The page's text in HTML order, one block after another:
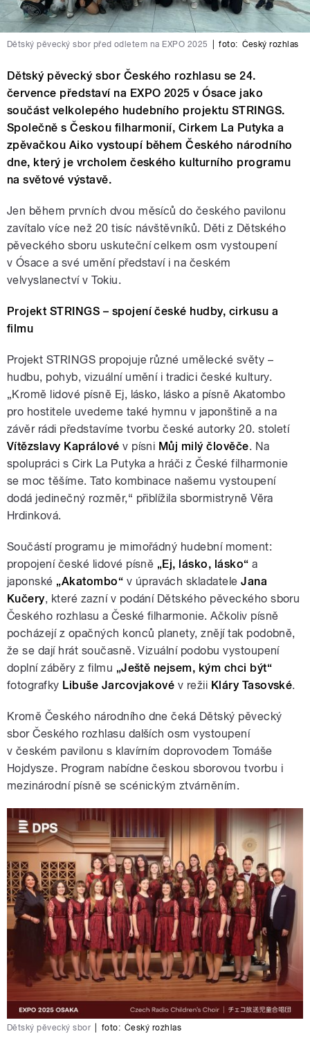
Dětský pěvecký sbor před odletem na EXPO 2025 foto: Český rozhlas
Dětský pěvecký sbor Českého rozhlasu se 24.
července představí na EXPO 2025 v Ósace jako
součást velkolepého hudebního projektu STRINGS.
Společně s Českou filharmonií, Cirkem La Putyka a
zpěvačkou Aiko vystoupí během Českého národního
dne, který je vrcholem českého kulturního programu
na světové výstavě.
Jen během prvních dvou měsíců do českého pavilonu
zavítalo více než 20 tisíc návštěvníků. Děti z Dětského
pěveckého sboru uskuteční celkem osm vystoupení
v Ósace a své umění představí i na českém
velvyslanectví v Tokiu.
Projekt STRINGS – spojení české hudby, cirkusu a
filmu
Projekt STRINGS propojuje různé umělecké světy –
hudbu, pohyb, vizuální umění i tradici české kultury.
„Kromě lidové písně Ej, lásko, lásko a písně Akatombo
pro hostitele uvedeme také hymnu v japonštině a na
závěr rádi představíme tvorbu české autorky 20. století
Vítězslavy Kaprálové v písni Můj milý člověče. Na
spolupráci s Cirk La Putyka a hráči z České filharmonie
se moc těšíme. Tato kombinace našemu vystoupení
dodá jedinečný rozměr,“ přiblížila sbormistryně Věra
Hrdinková.
Součástí programu je mimořádný hudební moment:
propojení české lidové písně „Ej, lásko, lásko“ a
japonské „Akatombo“ v úpravách skladateleJana
Kučery, které zazní v podání Dětského pěveckého sboru
Českého rozhlasu a České filharmonie. Ačkoliv písně
pocházejí z opačných konců planety, znějí tak podobně,
že se dají hrát současně. Vizuální podobu vystoupení
doplní záběry z filmu „Ještě nejsem, kým chci být“
fotografky Libuše Jarcovjakové v režii Kláry Tasovské.
Kromě Českého národního dne čeká Dětský pěvecký
sbor Českého rozhlasu dalších osm vystoupení
v českém pavilonu s klavírním doprovodem Tomáše
Hojdysze. Program nabídne českou sborovou tvorbu i
mezinárodní písně se scénickým ztvárněním.
Dětský pěvecký sbor foto: Český rozhlas